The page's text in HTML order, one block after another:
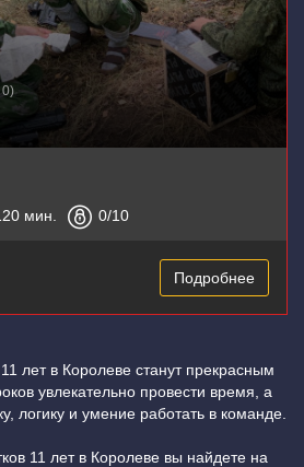
0)
мин. 0/10
Подробнее
лет в Королеве станут прекрасным
увлекательно провести время, а
логику и умение работать в команде.
11 лет в Королеве вы найдете на